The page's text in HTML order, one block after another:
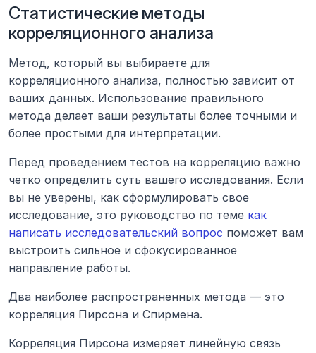
Статистические методы
корреляционного анализа
Метод, который вы выбираете для
корреляционного анализа, полностью зависит от
ваших данных. Использование правильного
метода делает ваши результаты более точными и
более простыми для интерпретации.
Перед проведением тестов на корреляцию важно
четко определить суть вашего исследования. Если
вы не уверены, как сформулировать свое
исследование, это руководство по теме как
написать исследовательский вопрос поможет вам
выстроить сильное и сфокусированное
направление работы.
Два наиболее распространенных метода — это
корреляция Пирсона и Спирмена.
Корреляция Пирсона измеряет линейную связь